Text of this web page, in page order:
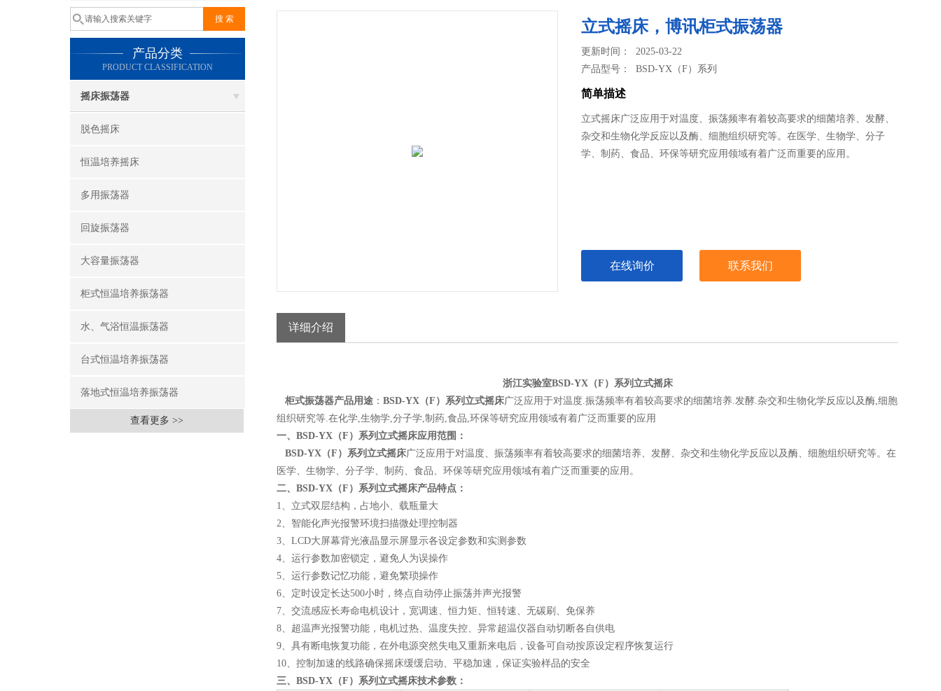
产品分类
PRODUCT CLASSIFICATION
摇床振荡器
脱色摇床
恒温培养摇床
多用振荡器
回旋振荡器
大容量振荡器
柜式恒温培养振荡器
水、气浴恒温振荡器
台式恒温培养振荡器
落地式恒温培养振荡器
查看更多 >>
立式摇床，博讯柜式振荡器
更新时间： 2025-03-22
产品型号：BSD-YX（F）系列
简单描述
立式摇床广泛应用于对温度、振荡频率有着较高要求的细菌培养、发酵、
杂交和生物化学反应以及酶、细胞组织研究等。在医学、生物学、分子
学、制药、食品、环保等研究应用领域有着广泛而重要的应用。
在线询价 联系我们
详细介绍
浙江实验室BSD-YX（F）系列立式摇床
柜式振荡器产品用途 ： BSD-YX（F）系列立式摇床广泛应用于对温度.振荡频率有着较高要求的细菌培养.发酵.杂交和生物化学反应以及酶,细胞
组织研究等.在化学,生物学,分子学,制药,食品,环保等研究应用领域有着广泛而重要的应用
一、BSD-YX（F）系列立式摇床应用范围：
BSD-YX（F）系列立式摇床广泛应用于对温度、振荡频率有着较高要求的细菌培养、发酵、杂交和生物化学反应以及酶、细胞组织研究等。在
医学、生物学、分子学、制药、食品、环保等研究应用领域有着广泛而重要的应用。
二、BSD-YX（F）系列立式摇床产品特点：
1、立式双层结构，占地小、载瓶量大
2、智能化声光报警环境扫描微处理控制器
3、LCD大屏幕背光液晶显示屏显示各设定参数和实测参数
4、运行参数加密锁定，避免人为误操作
5、运行参数记忆功能，避免繁琐操作
6、定时设定长达500小时，终点自动停止振荡并声光报警
7、交流感应长寿命电机设计，宽调速、恒力矩、恒转速、无碳刷、免保养
8、超温声光报警功能，电机过热、温度失控、异常超温仪器自动切断各自供电
9、具有断电恢复功能，在外电源突然失电又重新来电后，设备可自动按原设定程序恢复运行
10、控制加速的线路确保摇床缓缓启动、平稳加速，保证实验样品的安全
三、BSD-YX（F）系列立式摇床技术参数：